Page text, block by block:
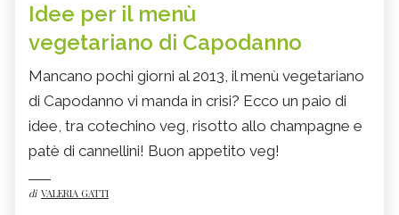
Idee per il menù
vegetariano di Capodanno
Mancano pochi giorni al 2013, il menù vegetariano
di Capodanno vi manda in crisi? Ecco un paio di
idee, tra cotechino veg, risotto allo champagne e
patè di cannellini! Buon appetito veg!
di VALERIA GATTI